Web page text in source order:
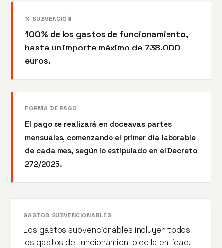
% SUBVENCIÓN
100% de los gastos de funcionamiento,
hasta un importe máximo de 738.000
euros.
FORMA DE PAGO
El pago se realizará en doceavas partes
mensuales, comenzando el primer día laborable
de cada mes, según lo estipulado en el Decreto
272/2025.
GASTOS SUBVENCIONABLES
Los gastos subvencionables incluyen todos
los gastos de funcionamiento de la entidad,